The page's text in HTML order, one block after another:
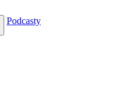
Podcasty